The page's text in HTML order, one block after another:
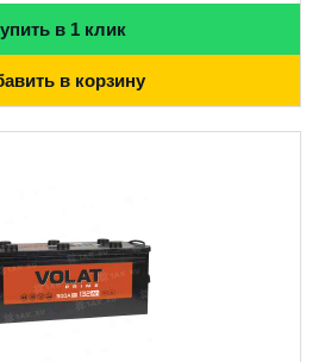
в 1 клик
в корзину